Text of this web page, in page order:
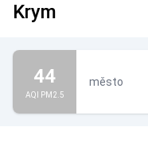
Krym
44
AQI PM2.5
město